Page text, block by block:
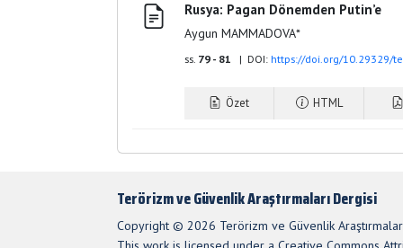
Rusya: Pagan Dönemden Putin’e
Aygun MAMMADOVA*
ss. 79 - 81 | DOI: https://doi.org/10.29329/
Özet HTML
Terörizm ve Güvenlik Araştırmaları Dergisi
Copyright © 2026 Terörizm ve Güvenlik